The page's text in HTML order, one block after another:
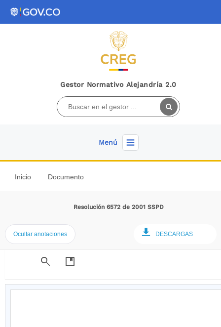
Gestor Normativo Alejandría 2.0
Menú
Inicio Documento
Resolución 6572 de 2001 SSPD
Ocultar anotaciones DESCARGAS
search developer_guide